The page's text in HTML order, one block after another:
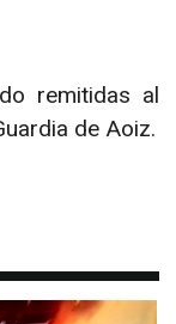
remitidas al
de Aoiz.